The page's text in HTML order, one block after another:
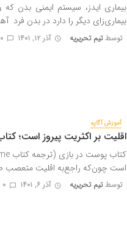
بیماری ایدز، سیستم ایمنی بدن که
بیماری‌زای دیگر را دارد در بدن فرد
توسطتیم تحریریه آذر ۱۲, ۱۴۰۱ 0
آموزش آگاپه
اقلیت بر اکثریت پیروز است؛
است چون‌که راجع‌به اقلیت
توسطتیم تحریریه آذر ۶, ۱۴۰۱ 0